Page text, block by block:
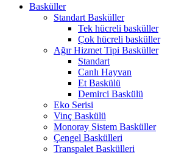
Basküller
Standart Basküller
Tek hücreli basküller
Çok hücreli basküller
Ağır Hizmet Tipi Basküller
Standart
Canlı Hayvan
Et Baskülü
Demirci Baskülü
Eko Serisi
Vinç Baskülü
Monoray Sistem Basküller
Çengel Baskülleri
Transpalet Baskülleri